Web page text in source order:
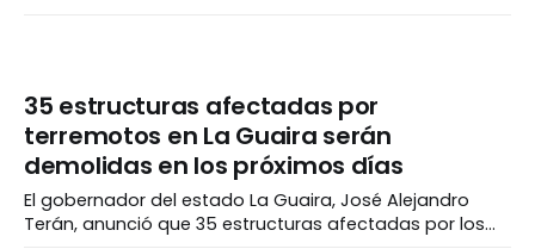
35 estructuras afectadas por
terremotos en La Guaira serán
demolidas en los próximos días
El gobernador del estado La Guaira, José Alejandro
Terán, anunció que 35 estructuras afectadas por los